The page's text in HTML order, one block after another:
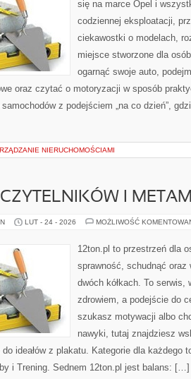
się na marce Opel i
codziennej eksploatacji,
ciekawostki o modelach,
miejsce stworzone dla
ogarnąć swoje auto,
oraz czytać o motoryzacji w sposób
z podejściem „na co dzień”,
NIERUCHOMOŚCIAMI
CZYTELNIKÓW I
LUT - 24 - 2026 MOŻLIWOŚĆ
12ton.pl to przestrzeń dla
sprawność, schudnąć oraz
dwóch kółkach. To
zdrowiem, a podejście do
szukasz motywacji albo
nawyki, tutaj znajdziesz
ideałów z plakatu. Kategorie dla każdego
i Trening. Sednem 12ton.pl jest balans: […]